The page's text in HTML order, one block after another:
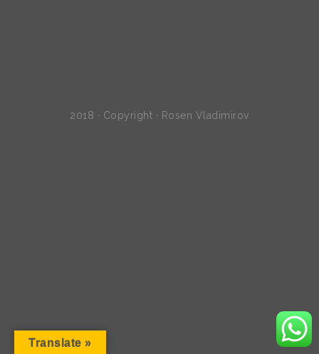
2018 · Copyright · Rosen Vladimirov
Translate »